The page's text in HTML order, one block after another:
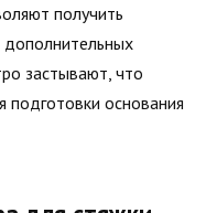
получить
застывают, что
основания